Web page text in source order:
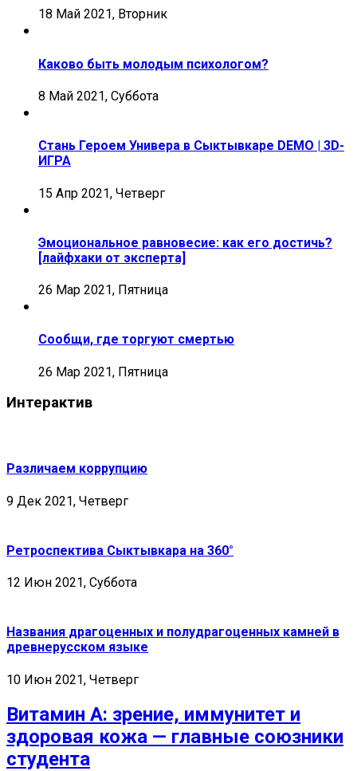
18 Май 2021, Вторник
Каково быть молодым психологом?
8 Май 2021, Суббота
Стань Героем Универа в Сыктывкаре DEMO | 3D-
ИГРА
15 Апр 2021, Четверг
Эмоциональное равновесие: как его достичь?
[лайфхаки от эксперта]
26 Мар 2021, Пятница
Сообщи, где торгуют смертью
26 Мар 2021, Пятница
Интерактив
Различаем коррупцию
9 Дек 2021, Четверг
Ретроспектива Сыктывкара на 360°
12 Июн 2021, Суббота
Названия драгоценных и полудрагоценных камней в
древнерусском языке
10 Июн 2021, Четверг
Витамин А: зрение, иммунитет и
здоровая кожа — главные союзники
студента